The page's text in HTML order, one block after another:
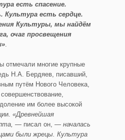
есть спасение.
Культура есть сердце.
Культуры, мы найдём
очаг просвещения
.
отмечали многие крупные
Н.А. Бердяев, писавший,
путём Нового Человека,
им более высокой
«Древнейшая
— писал он, — началась
были жрецы. Культура